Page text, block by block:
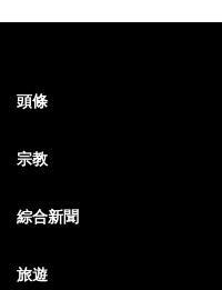
頭條
宗教
綜合新聞
旅遊